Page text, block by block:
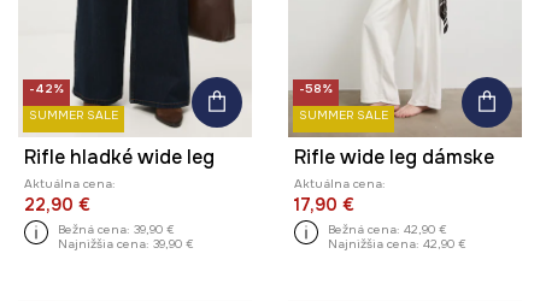
-42%
SUMMER SALE
Rifle hladké wide leg
Aktuálna cena:
22,90 €
Bežná cena: 39,90 €
Najnižšia cena: 39,90 €
-58%
SUMMER SALE
Rifle wide leg dámske
Aktuálna cena:
17,90 €
Bežná cena: 42,90 €
Najnižšia cena: 42,90 €